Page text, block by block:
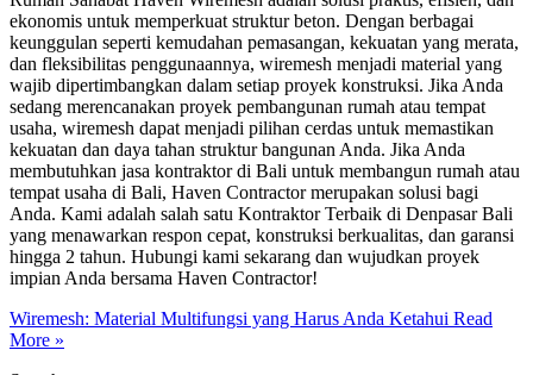
ekonomis untuk memperkuat struktur beton. Dengan berbagai
keunggulan seperti kemudahan pemasangan, kekuatan yang merata,
dan fleksibilitas penggunaannya, wiremesh menjadi material yang
wajib dipertimbangkan dalam setiap proyek konstruksi. Jika Anda
sedang merencanakan proyek pembangunan rumah atau tempat
usaha, wiremesh dapat menjadi pilihan cerdas untuk memastikan
kekuatan dan daya tahan struktur bangunan Anda. Jika Anda
membutuhkan jasa kontraktor di Bali untuk membangun rumah atau
tempat usaha di Bali, Haven Contractor merupakan solusi bagi
Anda. Kami adalah salah satu Kontraktor Terbaik di Denpasar Bali
yang menawarkan respon cepat, konstruksi berkualitas, dan garansi
hingga 2 tahun. Hubungi kami sekarang dan wujudkan proyek
impian Anda bersama Haven Contractor!
Wiremesh: Material Multifungsi yang Harus Anda Ketahui Read
More »